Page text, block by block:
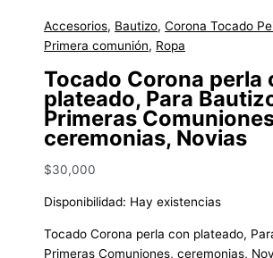
Accesorios, Bautizo,Corona Tocado
Primera comunión, Ropa
Tocado Corona perla
plateado, Para
Primeras
ceremonias, Novias
$30,000
Disponibilidad: Hay existencias
Tocado Corona perla con plateado,
Primeras Comuniones, ceremonias,